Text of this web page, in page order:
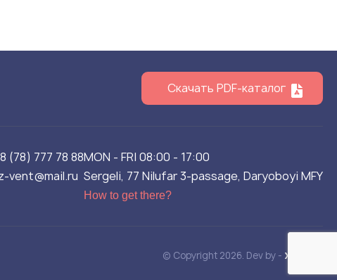
Скачать PDF-каталог
(78) 777 78 88
vent@mail.ru
MON - FRI 08:00 - 17:00
Sergeli, 77 Nilufar 3-passage, Daryoboyi MFY
How to get there?
© Copyright 2026. Dev by - XAKOCH